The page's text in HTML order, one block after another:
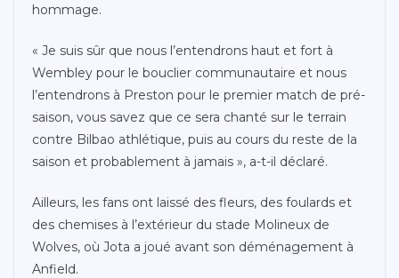
hommage.
« Je suis sûr que nous l’entendrons haut et fort à
Wembley pour le bouclier communautaire et nous
l’entendrons à Preston pour le premier match de pré-
saison, vous savez que ce sera chanté sur le terrain
contre Bilbao athlétique, puis au cours du reste de la
saison et probablement à jamais », a-t-il déclaré.
Ailleurs, les fans ont laissé des fleurs, des foulards et
des chemises à l’extérieur du stade Molineux de
Wolves, où Jota a joué avant son déménagement à
Anfield.